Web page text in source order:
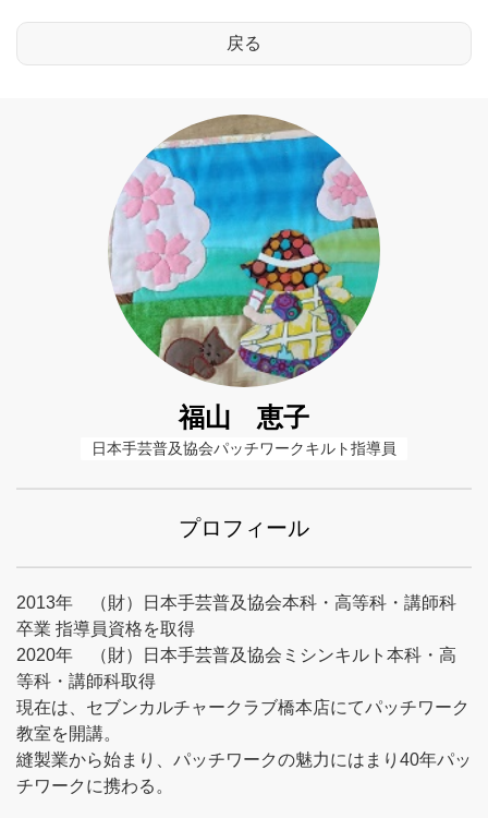
福山 恵子
日本手芸普及協会パッチワークキルト指導員
プロフィール
2013年 （財）日本手芸普及協会本科・高等科・講師科
卒業 指導員資格を取得
2020年 （財）日本手芸普及協会ミシンキルト本科・高
等科・講師科取得
現在は、セブンカルチャークラブ橋本店にてパッチワーク
教室を開講。
縫製業から始まり、パッチワークの魅力にはまり40年パッ
チワークに携わる。